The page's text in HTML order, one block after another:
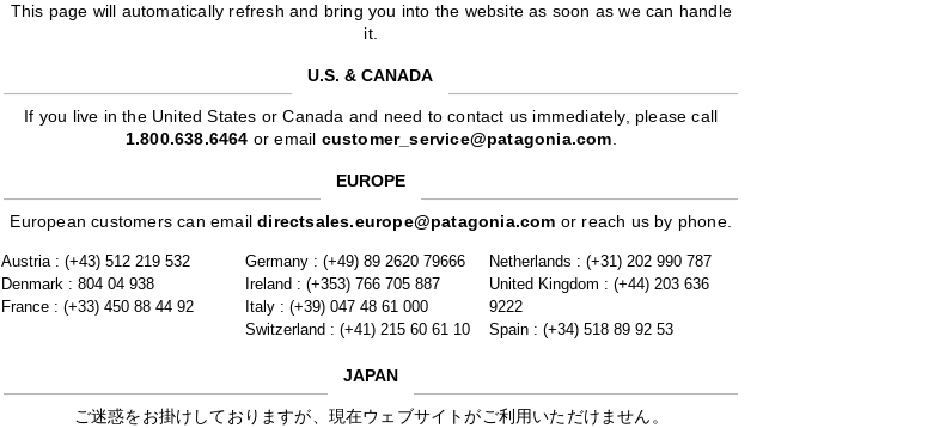
This page will automatically refresh and bring you into the website as soon as we can handle
it.
U.S. & CANADA
If you live in the United States or Canada and need to contact us immediately, please call
1.800.638.6464 or email customer_service@patagonia.com.
EUROPE
European customers can emaildirectsales.europe@patagonia.com or reach us by phone.
Austria : (+43) 512 219 532
Denmark : 804 04 938
France : (+33) 450 88 44 92
Germany : (+49) 89 2620 79666
Ireland : (+353) 766 705 887
Italy : (+39) 047 48 61 000
Switzerland : (+41) 215 60 61 10
Netherlands : (+31) 202 990 787
United Kingdom : (+44) 203 636
9222
Spain : (+34) 518 89 92 53
JAPAN
ご迷惑をお掛けしておりますが、現在ウェブサイトがご利用いただけません。